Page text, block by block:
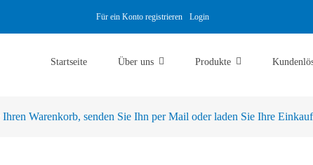
Für ein Konto registrieren Login
Startseite Über uns Produkte
Warenkorb, senden Sie Ihn per Mail oder laden Sie Ihre